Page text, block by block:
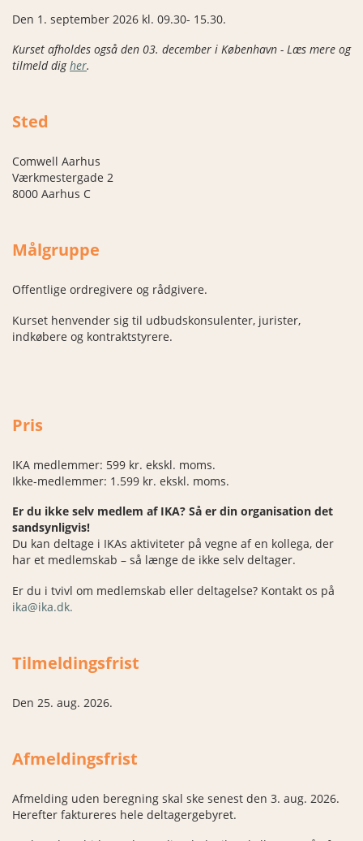
Den 1. september 2026 kl. 09.30- 15.30 .
Kurset afholdes også den 03. december i København - Læs mere og
tilmeld digher.
Sted
Comwell Aarhus
Værkmestergade 2
8000 Aarhus C
Målgruppe
Offentlige ordregivere og rådgivere.
Kurset henvender sig til udbudskonsulenter, jurister,
indkøbere og kontraktstyrere.
Pris
IKA medlemmer: 599 kr. ekskl. moms.
Ikke-medlemmer: 1.599 kr. ekskl. moms.
Er du ikke selv medlem af IKA? Så er din organisation det
sandsynligvis!
Du kan deltage i IKAs aktiviteter på vegne af en kollega, der
har et medlemskab – så længe de ikke selv deltager.
Er du i tvivl om medlemskab eller deltagelse? Kontakt os på
ika@ika.dk.
Tilmeldingsfrist
Den 25. aug. 2026.
Afmeldingsfrist
Afmelding uden beregning skal ske senest den 3. aug. 2026 .
Herefter faktureres hele deltagergebyret.